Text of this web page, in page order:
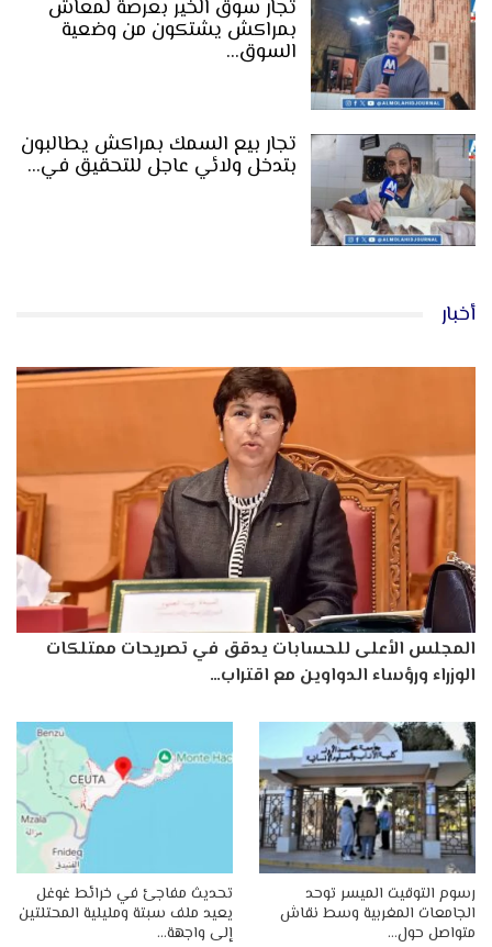
تجار سوق الخير بعرصة لمعاش
بمراكش يشتكون من وضعية
السوق…
تجار بيع السمك بمراكش يطالبون
بتدخل ولائي عاجل للتحقيق في…
أخبار
المجلس الأعلى للحسابات يدقق في تصريحات ممتلكات
الوزراء ورؤساء الدواوين مع اقتراب…
رسوم التوقيت الميسر توحد
الجامعات المغربية وسط نقاش
متواصل حول…
تحديث مفاجئ في خرائط غوغل
يعيد ملف سبتة ومليلية المحتلتين
إلى واجهة…